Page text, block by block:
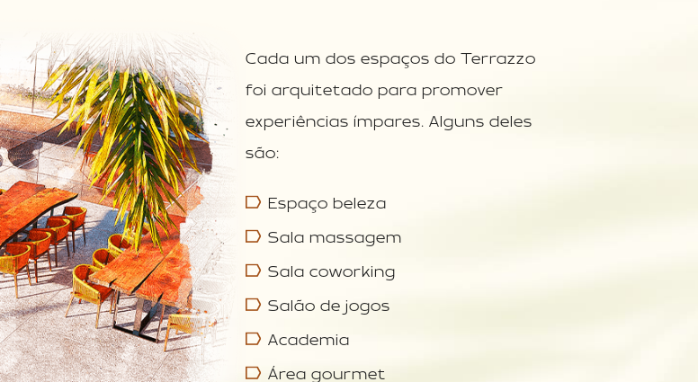
Cada um dos espaços do Terrazzo
foi arquitetado para promover
experiências ímpares. Alguns deles
são:
Espaço beleza
Sala massagem
Sala coworking
Salão de jogos
Academia
Área gourmet